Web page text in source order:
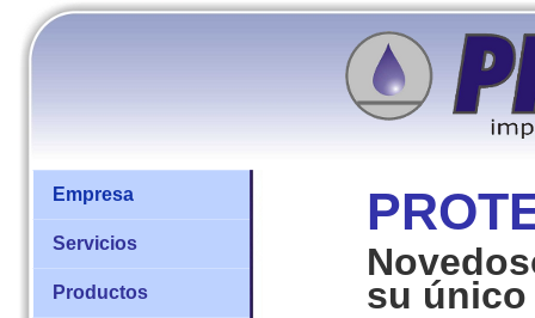
Empresa
Servicios
Productos
su